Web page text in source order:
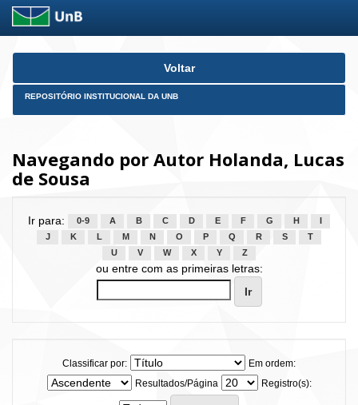
Skip
Voltar
REPOSITÓRIO INSTITUCIONAL DA UNB
Navegando por Autor Holanda, Lucas
de Sousa
Ir para: 0-9 A B C D E F G H
J
K L M N O P Q R S
T
U
V W X Y Z
ou entre com as primeiras letras:
Classificar por:
Em ordem:
Resultados/Página
Registro(s):